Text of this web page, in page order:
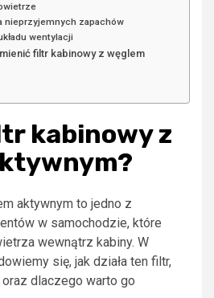
nieprzyjemnych zapachów
wentylacji
filtr kabinowy z węglem
kabinowy z
aktywnym to jedno z
w samochodzie, które
wewnątrz kabiny. W
się, jak działa ten filtr,
dlaczego warto go